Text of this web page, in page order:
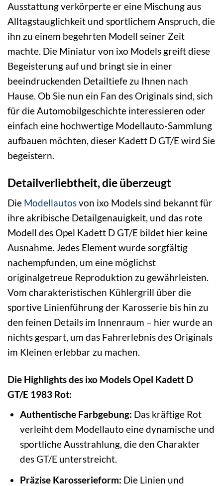
Ausstattung verkörperte er eine Mischung aus
Alltagstauglichkeit und sportlichem Anspruch, die
ihn zu einem begehrten Modell seiner Zeit
machte. Die Miniatur von ixo Models greift diese
Begeisterung auf und bringt sie in einer
beeindruckenden Detailtiefe zu Ihnen nach
Hause. Ob Sie nun ein Fan des Originals sind, sich
für die Automobilgeschichte interessieren oder
einfach eine hochwertige Modellauto-Sammlung
aufbauen möchten, dieser Kadett D GT/E wird Sie
begeistern.
Detailverliebtheit, die überzeugt
Die Modellautosvon ixo Models sind bekannt für
ihre akribische Detailgenauigkeit, und das rote
Modell des Opel Kadett D GT/E bildet hier keine
Ausnahme. Jedes Element wurde sorgfältig
nachempfunden, um eine möglichst
originalgetreue Reproduktion zu gewährleisten.
Vom charakteristischen Kühlergrill über die
sportive Linienführung der Karosserie bis hin zu
den feinen Details im Innenraum – hier wurde an
nichts gespart, um das Fahrerlebnis des Originals
im Kleinen erlebbar zu machen.
Die Highlights des ixo Models Opel Kadett D
GT/E 1983 Rot:
Authentische Farbgebung: Das kräftige Rot
verleiht dem Modellauto eine dynamische und
sportliche Ausstrahlung, die den Charakter
des GT/E unterstreicht.
Präzise Karosserieform: Die Linien und